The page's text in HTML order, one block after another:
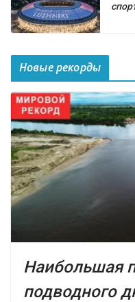
Новые рекорды
Наибольшая
подводного